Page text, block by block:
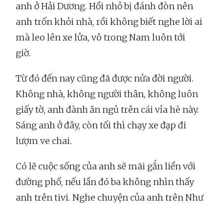
anh ở Hải Dương. Hồi nhỏ bị đánh đòn nên
anh trốn khỏi nhà, rồi không biết nghe lời ai
mà leo lên xe lửa, vô trong Nam luôn tới
giờ.
Từ đó đến nay cũng đã được nửa đời người.
Không nhà, không người thân, không luôn
giấy tờ, anh đành ăn ngủ trên cái vỉa hè này.
Sáng anh ở đây, còn tối thì chạy xe đạp đi
lượm ve chai.
Có lẽ cuộc sống của anh sẽ mãi gắn liền với
đường phố, nếu lần đó ba không nhìn thấy
anh trên tivi. Nghe chuyện của anh trên Như